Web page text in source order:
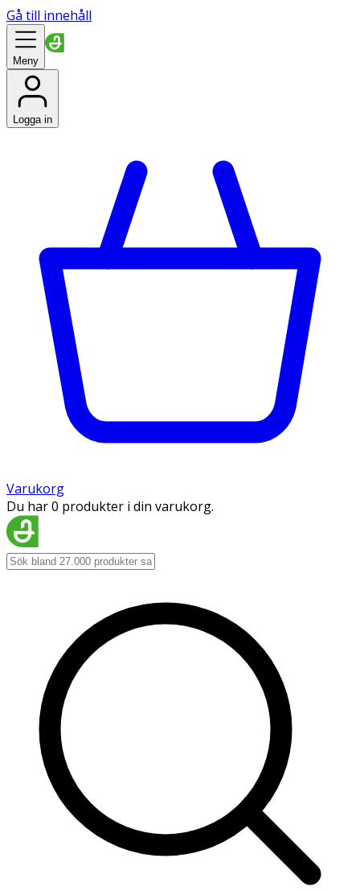
Gå till innehåll
Meny
Logga in
Varukorg
Du har 0 produkter i din varukorg.